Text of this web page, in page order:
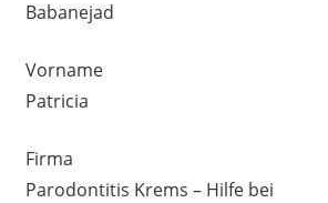
Babanejad
Vorname
Patricia
Firma
Parodontitis Krems – Hilfe bei